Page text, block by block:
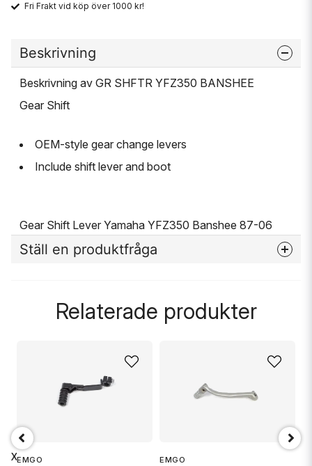
Fri Frakt vid köp över 1000 kr!
Beskrivning
Beskrivning av GR SHFTR YFZ350 BANSHEE
Gear Shift
OEM-style gear change levers
Include shift lever and boot
Gear Shift Lever Yamaha YFZ350 Banshee 87-06
Ställ en produktfråga
Relaterade produkter
XLEMGO EMGO